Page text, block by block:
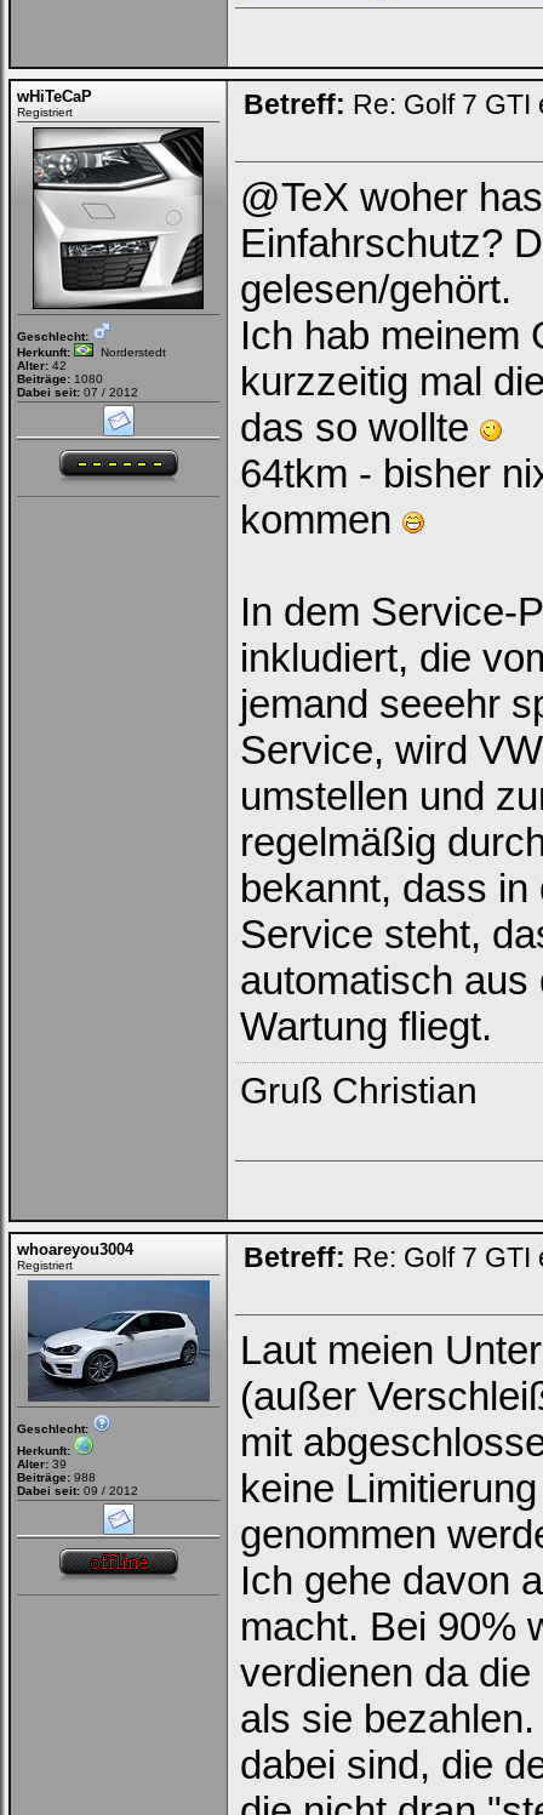
wHiTeCaP
Registriert
Geschlecht:
Herkunft:
Norderstedt
Alter: 42
Beiträge: 1080
Dabei seit: 07 / 2012
Betreff: Re: Golf 7
@TeX woher
Einfahrschutz?
gelesen/gehört.
Ich hab meinem
kurzzeitig mal
das so wollte
64tkm - bisher
kommen
In dem Service-
inkludiert, die
jemand seeehr
Service, wird
umstellen und
regelmäßig
bekannt, dass
Service steht,
automatisch
Wartung fliegt.
Gruß Christian
whoareyou3004
Registriert
Geschlecht:
Herkunft:
Alter: 39
Beiträge: 988
Dabei seit: 09 / 2012
Betreff: Re: Golf 7
Laut meien
(außer
mit
keine
genommen
Ich gehe davon
macht. Bei 90%
verdienen da
als sie
dabei sind, die